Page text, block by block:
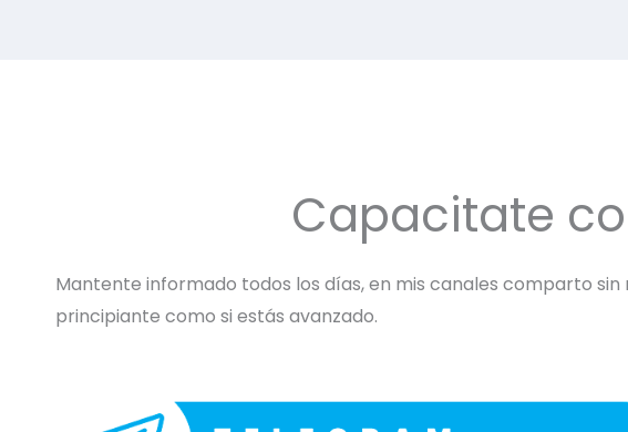
Capacitate
Mantente informado todos los días, en mis canales comparto
principiante como si estás avanzado.